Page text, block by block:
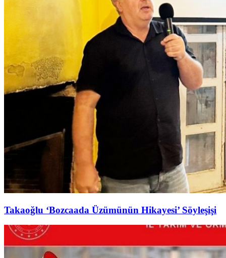
Takaoğlu ‘Bozcaada Üzümünün Hikayesi’ Söyleşişi